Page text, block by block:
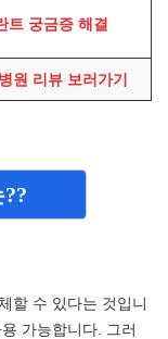
트 궁금증 해결
원 리뷰 보러가기
할 수 있다는 것입니
가능합니다. 그러